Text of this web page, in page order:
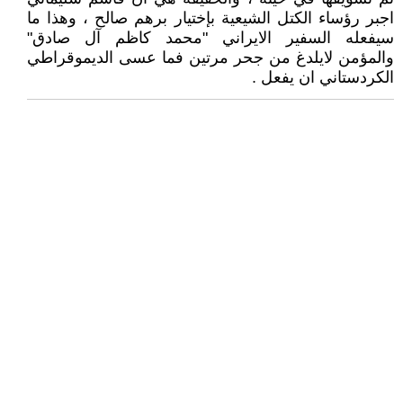
اجبر رؤساء الكتل الشيعية بإختيار برهم صالح ، وهذا ما
سيفعله السفير الايراني "محمد كاظم آل صادق"
والمؤمن لايلدغ من جحر مرتين فما عسى الديموقراطي
الكردستاني ان يفعل .